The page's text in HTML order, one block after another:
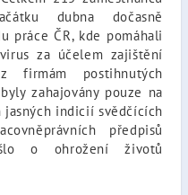
dubna dočasně
práce ČR, kde pomáhali
za účelem zajištění
firmám postihnutých
zahajovány pouze na
jasných indicií svědčících
předpisů
o ohrožení životů